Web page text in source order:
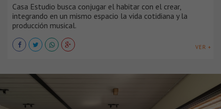
Casa Estudio busca conjugar el habitar con el crear,
integrando en un mismo espacio la vida cotidiana y la
producción musical.
VER +